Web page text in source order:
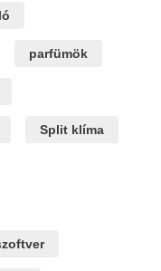
parfümök
Split klíma